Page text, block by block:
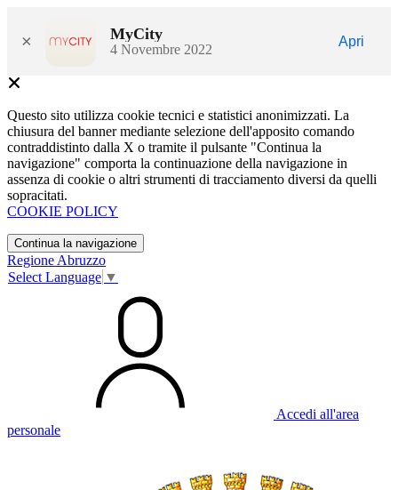
× MyCity
4 Novembre 2022
Apri
Questo sito utilizza cookie tecnici e statistici anonimizzati. La
chiusura del banner mediante selezione dell'apposito comando
contraddistinto dalla X o tramite il pulsante "Continua la
navigazione" comporta la continuazione della navigazione in
assenza di cookie o altri strumenti di tracciamento diversi da quelli
sopracitati.
COOKIE POLICY
Continua la navigazione
Regione Abruzzo
Select Language ▼
Accedi all'area
personale